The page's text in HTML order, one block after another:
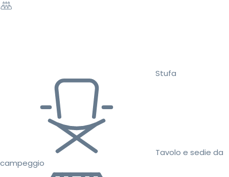
Stufa
Tavolo e sedie da
campeggio